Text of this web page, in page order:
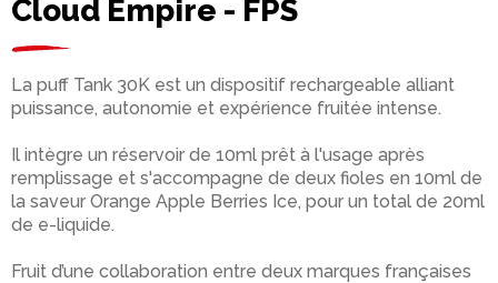
Cloud Empire - FPS
La puff Tank 30K est un dispositif rechargeable alliant
puissance, autonomie et expérience fruitée intense.
Il intègre un réservoir de 10ml prêt à l'usage après
remplissage et s'accompagne de deux fioles en 10ml de
la saveur Orange Apple Berries Ice, pour un total de 20ml
de e-liquide.
Fruit d’une collaboration entre deux marques françaises